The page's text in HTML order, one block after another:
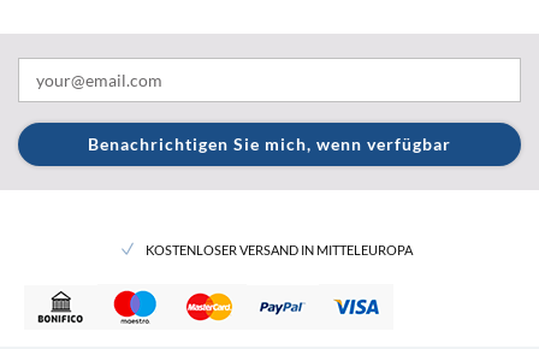
Benachrichtigen Sie mich, wenn verfügbar
KOSTENLOSER VERSAND IN MITTELEUROPA